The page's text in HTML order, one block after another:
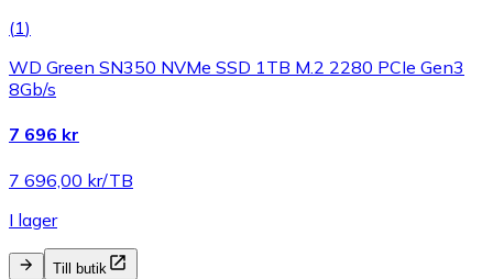
(1)
WD Green SN350 NVMe SSD 1TB M.2 2280 PCIe Gen3
8Gb/s
7 696 kr
7 696,00 kr/TB
I lager
Till butik